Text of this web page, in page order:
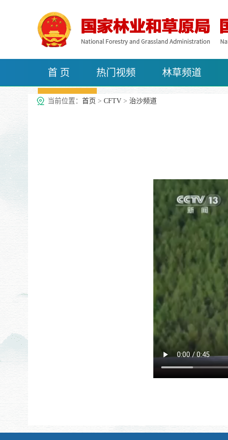
首 页 热门视频 林草频道
治沙频道
当前位置： 首页 > CFTV > 治沙频道